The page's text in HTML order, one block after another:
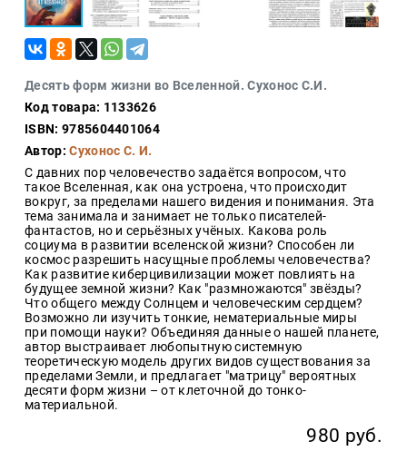
Десять форм жизни во Вселенной. Сухонос С.И.
Код товара: 1133626
ISBN: 9785604401064
Автор:Сухонос С. И.
С давних пор человечество задаётся вопросом, что
такое Вселенная, как она устроена, что происходит
вокруг, за пределами нашего видения и понимания. Эта
тема занимала и занимает не только писателей-
фантастов, но и серьёзных учёных. Какова роль
социума в развитии вселенской жизни? Способен ли
космос разрешить насущные проблемы человечества?
Как развитие киберцивилизации может повлиять на
будущее земной жизни? Как "размножаются" звёзды?
Что общего между Солнцем и человеческим сердцем?
Возможно ли изучить тонкие, нематериальные миры
при помощи науки? Объединяя данные о нашей планете,
автор выстраивает любопытную системную
теоретическую модель других видов существования за
пределами Земли, и предлагает "матрицу" вероятных
десяти форм жизни – от клеточной до тонко-
материальной.
980 руб.
Туризм
Разное
Кухня,
кулинария
Закон
Красота
и
здоровье
Оптовикам
Авторам
Контакты
Мероприятия
+7(499)
350-17-